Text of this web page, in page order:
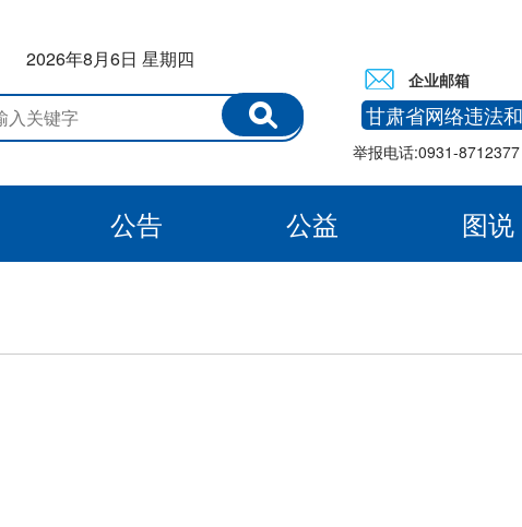
2026年8月6日 星期四
企业邮箱
甘肃省网络违法
举报电话:0931-
公告 公益
图说